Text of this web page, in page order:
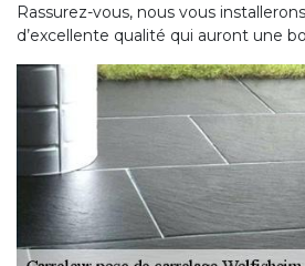
Rassurez-vous, nous vous
d’excellente qualité qui auront une